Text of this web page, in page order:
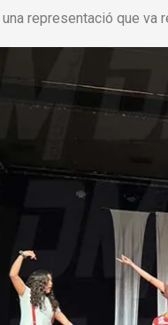
una representació que